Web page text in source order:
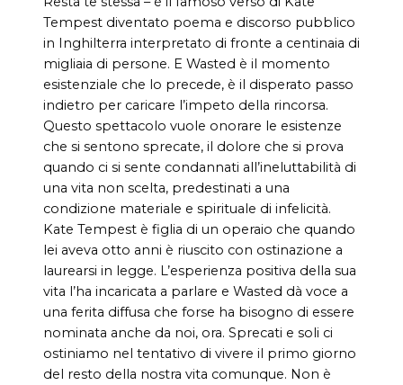
Tempest diventato poema e discorso pubblico
in Inghilterra interpretato di fronte a centinaia di
migliaia di persone. E Wasted è il momento
esistenziale che lo precede, è il disperato passo
indietro per caricare l’impeto della rincorsa.
Questo spettacolo vuole onorare le esistenze
che si sentono sprecate, il dolore che si prova
quando ci si sente condannati all’ineluttabilità di
una vita non scelta, predestinati a una
condizione materiale e spirituale di infelicità.
Kate Tempest è figlia di un operaio che quando
lei aveva otto anni è riuscito con ostinazione a
laurearsi in legge. L’esperienza positiva della sua
vita l’ha incaricata a parlare e Wasted dà voce a
una ferita diffusa che forse ha bisogno di essere
nominata anche da noi, ora. Sprecati e soli ci
ostiniamo nel tentativo di vivere il primo giorno
del resto della nostra vita comunque. Non è